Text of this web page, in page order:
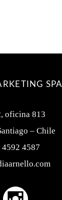
SPA
oficina 813
– Chile
4587